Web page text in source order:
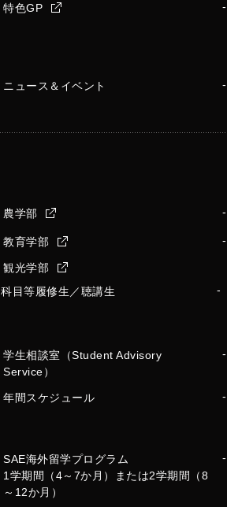
特色GP
ニュース＆イベント
農学部
教育学部
観光学部
科目等履修生／聴講生
学生相談室（Student Advisory
Service）
年間スケジュール
SAE海外留学プログラム
1学期間（4～7か月）または2学期間（8
～12か月）